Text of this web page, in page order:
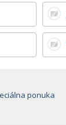
ponuka